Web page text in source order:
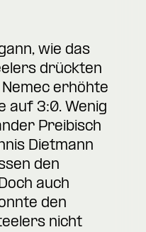
wie das
drückten
erhöhte
auf 3:0. Wenig
Preibisch
Dietmann
den
auch
den
nicht